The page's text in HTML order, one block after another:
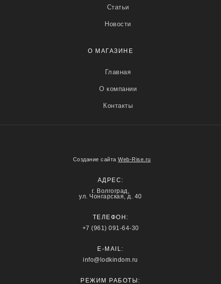
Статьи
Новости
О МАГАЗИНЕ
Главная
О компании
Контакты
Создание сайта Web-Rise.ru
АДРЕС:
г. Волгоград,
ул. Чонгарская, д. 40
ТЕЛЕФОН:
+7 (961) 091-64-30
E-MAIL:
info@lodkindom.ru
РЕЖИМ РАБОТЫ: